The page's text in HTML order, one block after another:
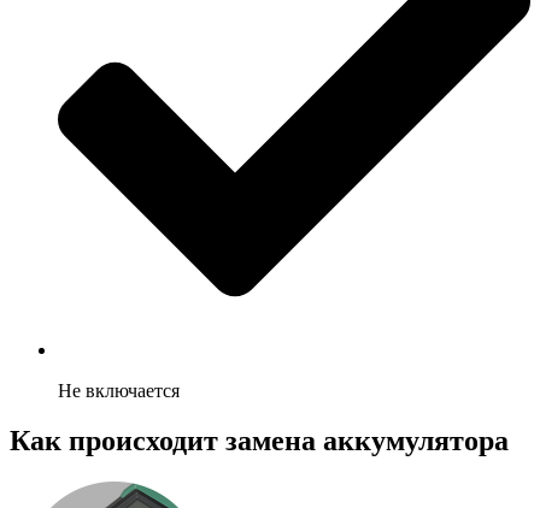
Не включается
Как происходит замена аккумулятора